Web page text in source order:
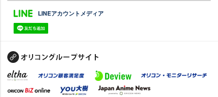
LINEアカウントメディア